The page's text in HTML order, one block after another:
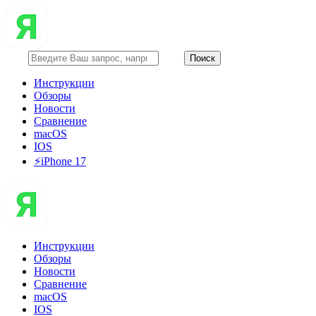
Инструкции
Обзоры
Новости
Сравнение
macOS
IOS
⚡️iPhone 17
Инструкции
Обзоры
Новости
Сравнение
macOS
IOS